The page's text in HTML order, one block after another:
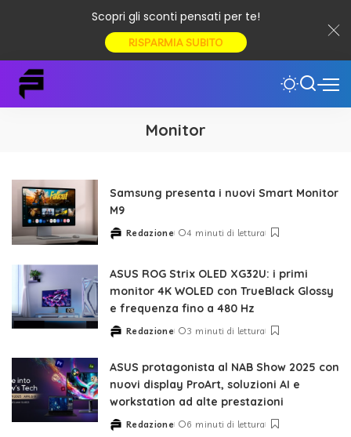
Scopri gli sconti pensati per te!
RISPARMIA SUBITO
Monitor
Samsung presenta i nuovi Smart Monitor
M9
Posted
Redazione 4 minuti di lettura
ASUS ROG Strix OLED XG32U: i primi
monitor 4K WOLED con TrueBlack Glossy
e frequenza fino a 480 Hz
Posted
Redazione 3 minuti di lettura
ASUS protagonista al NAB Show 2025 con
nuovi display ProArt, soluzioni AI e
workstation ad alte prestazioni
Posted
Redazione 6 minuti di lettura